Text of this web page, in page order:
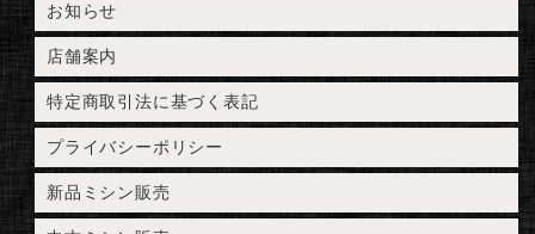
お知らせ
店舗案内
特定商取引法に基づく表記
プライバシーポリシー
新品ミシン販売